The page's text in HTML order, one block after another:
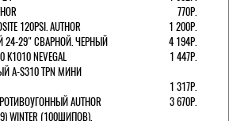
770Р.
120PSI. AUTHOR
1 200Р.
29" СВАРНОЙ. ЧЕРНЫЙ
4 194Р.
NEVEGAL
1 447Р.
A-S310 TPN МИНИ
1 317Р.
AUTHOR
3 670Р.
WINTER (100ШИПОВ).